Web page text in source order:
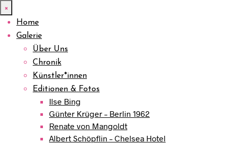
×
Home
Galerie
Über Uns
Chronik
Künstler*innen
Editionen & Fotos
Ilse Bing
Günter Krüger – Berlin 1962
Renate von Mangoldt
Albert Schöpflin – Chelsea Hotel